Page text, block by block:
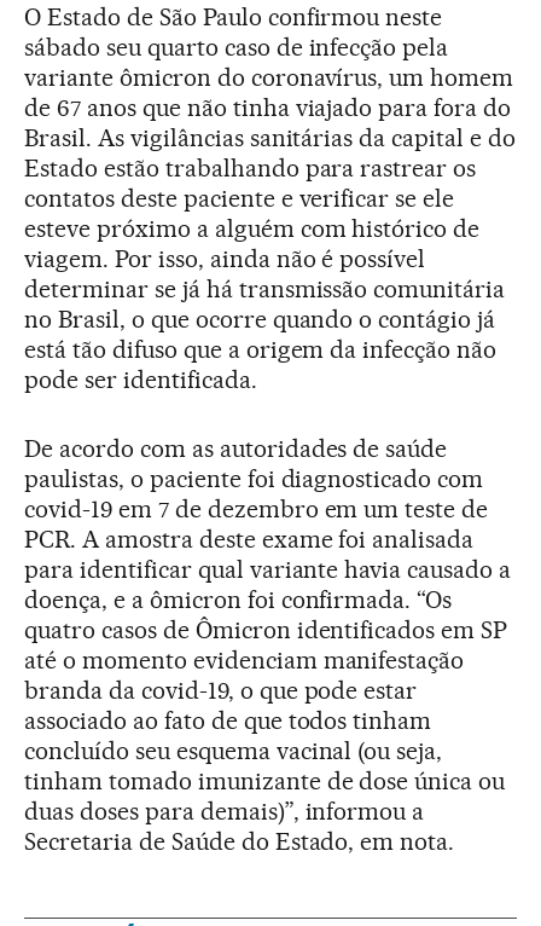
O Estado de São Paulo confirmou neste
sábado seu quarto caso de infecção pela
variante ômicron do coronavírus, um homem
de 67 anos que não tinha viajado para fora do
Brasil. As vigilâncias sanitárias da capital e do
Estado estão trabalhando para rastrear os
contatos deste paciente e verificar se ele
esteve próximo a alguém com histórico de
viagem. Por isso, ainda não é possível
determinar se já há transmissão comunitária
no Brasil, o que ocorre quando o contágio já
está tão difuso que a origem da infecção não
pode ser identificada.
De acordo com as autoridades de saúde
paulistas, o paciente foi diagnosticado com
covid-19 em 7 de dezembro em um teste de
PCR. A amostra deste exame foi analisada
para identificar qual variante havia causado a
doença, e a ômicron foi confirmada. “Os
quatro casos de Ômicron identificados em SP
até o momento evidenciam manifestação
branda da covid-19, o que pode estar
associado ao fato de que todos tinham
concluído seu esquema vacinal (ou seja,
tinham tomado imunizante de dose única ou
duas doses para demais)”, informou a
Secretaria de Saúde do Estado, em nota.